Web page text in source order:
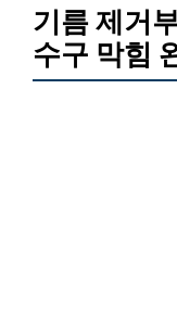
기름 제거
수구 막힘